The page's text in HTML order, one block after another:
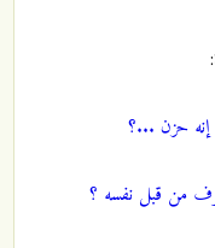
إنه حزن ...؟
من قبل نفسه ؟